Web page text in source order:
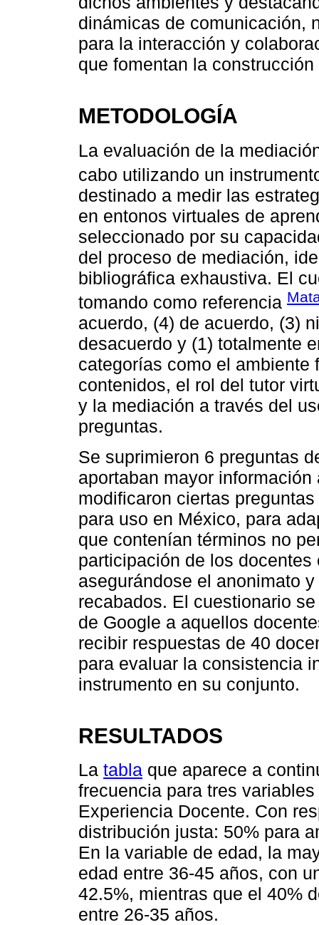
dinámicas de comunicación,
para la interacción y
que fomentan la
METODOLOGÍA
La evaluación de la
cabo utilizando un
destinado a medir las
en entonos virtuales de
seleccionado por su
del proceso de mediación,
bibliográfica exhaustiva. El
tomando como referencia
acuerdo, (4) de acuerdo, (3)
desacuerdo y (1) totalmente
categorías como el
contenidos, el rol del tutor
y la mediación a través del
preguntas.
Se suprimieron 6 preguntas
aportaban mayor
modificaron ciertas
para uso en México, para
que contenían términos no
participación de los
asegurándose el anonimato
recabados. El cuestionario
de Google a aquellos
recibir respuestas de 40
para evaluar la consistencia
instrumento en su conjunto.
RESULTADOS
La tabla que aparece a
frecuencia para tres
Experiencia Docente. Con
distribución justa: 50% para
En la variable de edad, la
edad entre 36-45 años, con
42.5%, mientras que el 40%
entre 26-35 años.